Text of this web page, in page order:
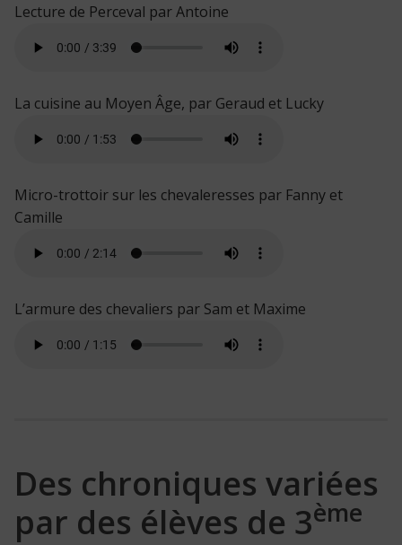
Lecture de Perceval par Antoine
La cuisine au Moyen Âge, par Geraud et Lucky
Micro-trottoir sur les chevaleresses par Fanny et
Camille
L’armure des chevaliers par Sam et Maxime
Des chroniques variées
par des élèves de 3ème